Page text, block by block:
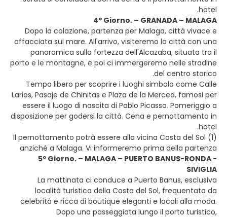
hotel.
4º Giorno. – GRANADA – MALAGA
Dopo la colazione, partenza per Malaga, città vivace e
affacciata sul mare. All'arrivo, visiteremo la città con una
panoramica sulla fortezza dell'Alcazaba, situata tra il
porto e le montagne, e poi ci immergeremo nelle stradine
del centro storico.
Tempo libero per scoprire i luoghi simbolo come Calle
Larios, Pasaje de Chinitas e Plaza de la Merced, famosi per
essere il luogo di nascita di Pablo Picasso. Pomeriggio a
disposizione per godersi la città. Cena e pernottamento in
hotel.
(1) Il pernottamento potrà essere alla vicina Costa del Sol
anziché a Malaga. Vi informeremo prima della partenza
5º Giorno. – MALAGA – PUERTO BANUS-RONDA -
SIVIGLIA
La mattinata ci conduce a Puerto Banus, esclusiva
località turistica della Costa del Sol, frequentata da
celebrità e ricca di boutique eleganti e locali alla moda.
Dopo una passeggiata lungo il porto turistico,